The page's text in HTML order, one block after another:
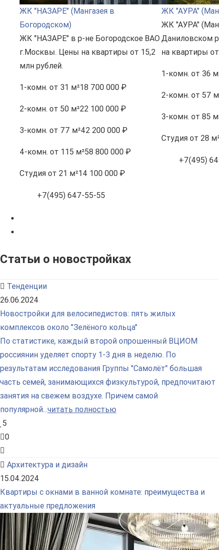
ЖК "НАЗАРЕ" (Мангазея в
Богородском)
ЖК "НАЗАРЕ" в р-не Богородское ВАО
г.Москвы. Цены на квартиры от 15,2
млн рублей.
1-комн. от 31 м²18 700 000 ₽
2-комн. от 50 м²22 100 000 ₽
3-комн. от 77 м²42 200 000 ₽
4-комн. от 115 м²58 800 000 ₽
Студия от 21 м²14 100 000 ₽
+7(495) 647-55-55
ЖК "АУРА"
ЖК "АУРА"
Даниловском
на квартиры
1-комн. от 36
2-комн. от 57
3-комн. от 85
Студия от 28
+7(495)
Статьи о новостройках
Тенденции
26.06.2024
Новостройки для велосипедистов: пять жилых
комплексов около "Зелёного кольца"
По статистике, каждый второй опрошенный ВЦИОМ
россиянин уделяет спорту 1-3 дня в неделю. По
результатам исследования Группы "Самолёт" большая
часть семей, занимающихся физкультурой, предпочитают
занятия на свежем воздухе. Причем самой
популярной...читать полностью
5
0
Архитектура и дизайн
15.04.2024
Квартиры с окнами в ванной комнате: преимущества и
актуальные предложения